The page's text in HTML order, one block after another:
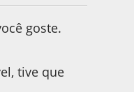
goste.
tive que